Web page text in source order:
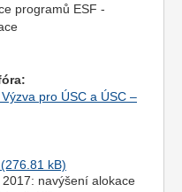
programů ESF -
pro ÚSC a ÚSC –
navýšení alokace